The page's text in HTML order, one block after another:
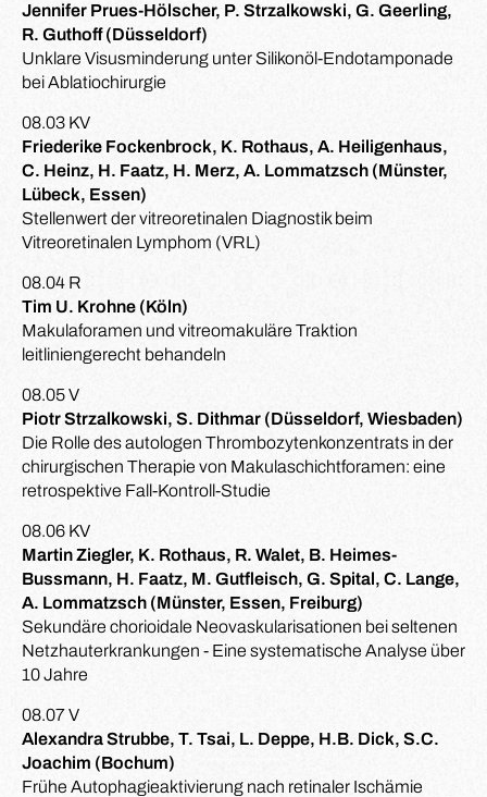
Jennifer Prues-Hölscher, P. Strzalkowski, G. Geerling,
R. Guthoff (Düsseldorf)
Unklare Visusminderung unter Silikonöl-Endotamponade
bei Ablatiochirurgie
08.03 KV
Friederike Fockenbrock, K. Rothaus, A. Heiligenhaus,
C. Heinz, H. Faatz, H. Merz, A. Lommatzsch (Münster,
Lübeck, Essen)
Stellenwert der vitreoretinalen Diagnostik beim
Vitreoretinalen Lymphom (VRL)
08.04 R
Tim U. Krohne (Köln)
Makulaforamen und vitreomakuläre Traktion
leitliniengerecht behandeln
08.05 V
Piotr Strzalkowski, S. Dithmar (Düsseldorf, Wiesbaden)
Die Rolle des autologen Thrombozytenkonzentrats in der
chirurgischen Therapie von Makulaschichtforamen: eine
retrospektive Fall-Kontroll-Studie
08.06 KV
Martin Ziegler, K. Rothaus, R. Walet, B. Heimes-
Bussmann, H. Faatz, M. Gutfleisch, G. Spital, C. Lange,
A. Lommatzsch (Münster, Essen, Freiburg)
Sekundäre chorioidale Neovaskularisationen bei seltenen
Netzhauterkrankungen - Eine systematische Analyse über
10 Jahre
08.07 V
Alexandra Strubbe, T. Tsai, L. Deppe, H.B. Dick, S.C.
Joachim (Bochum)
Frühe Autophagieaktivierung nach retinaler Ischämie